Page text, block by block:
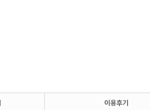
이용후기